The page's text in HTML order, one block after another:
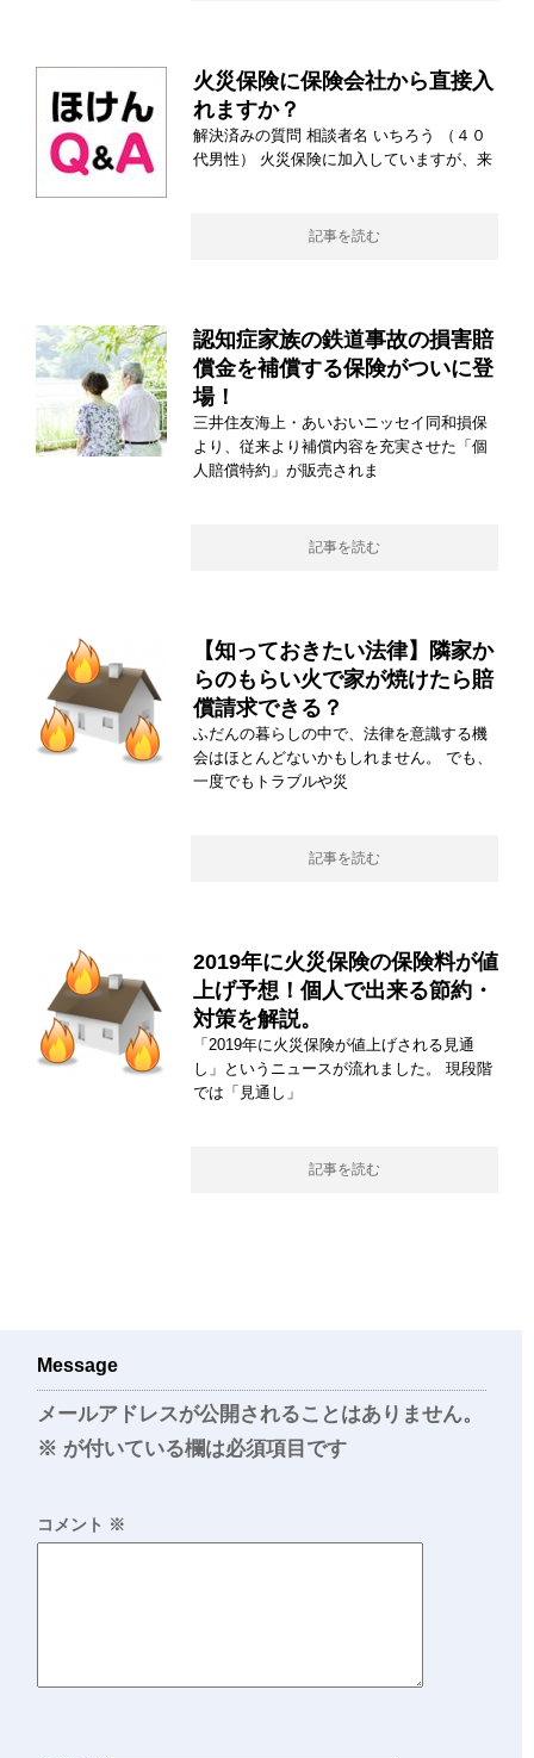
火災保険に保険会社から直接入
れますか？
解決済みの質問 相談者名 いちろう （４０
代男性） 火災保険に加入していますが、来
記事を読む
認知症家族の鉄道事故の損害賠
償金を補償する保険がついに登
場！
三井住友海上・あいおいニッセイ同和損保
より、従来より補償内容を充実させた「個
人賠償特約」が販売されま
記事を読む
【知っておきたい法律】隣家か
らのもらい火で家が焼けたら賠
償請求できる？
ふだんの暮らしの中で、法律を意識する機
会はほとんどないかもしれません。 でも、
一度でもトラブルや災
記事を読む
2019年に火災保険の保険料が値
上げ予想！個人で出来る節約・
対策を解説。
「2019年に火災保険が値上げされる見通
し」というニュースが流れました。 現段階
では「見通し」
記事を読む
Message
メールアドレスが公開されることはありません。
※ が付いている欄は必須項目です
コメント ※